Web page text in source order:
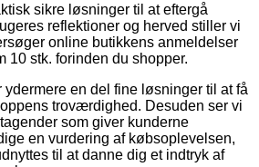
sikre løsninger til at eftergå
reflektioner og herved stiller vi
online butikkens anmeldelser
10 stk. forinden du shopper.
ydermere en del fine løsninger til at få
troværdighed. Desuden ser vi
som giver kunderne
en vurdering af købsoplevelsen,
til at danne dig et indtryk af